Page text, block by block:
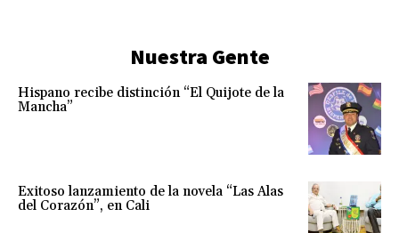
Nuestra Gente
Hispano recibe distinción “El Quijote de la
Mancha”
Exitoso lanzamiento de la novela “Las Alas
del Corazón”, en Cali